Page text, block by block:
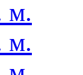
м.
м.